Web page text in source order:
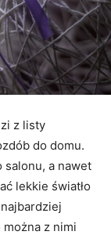
z listy
do domu.
salonu, a nawet
lekkie światło
z nimi